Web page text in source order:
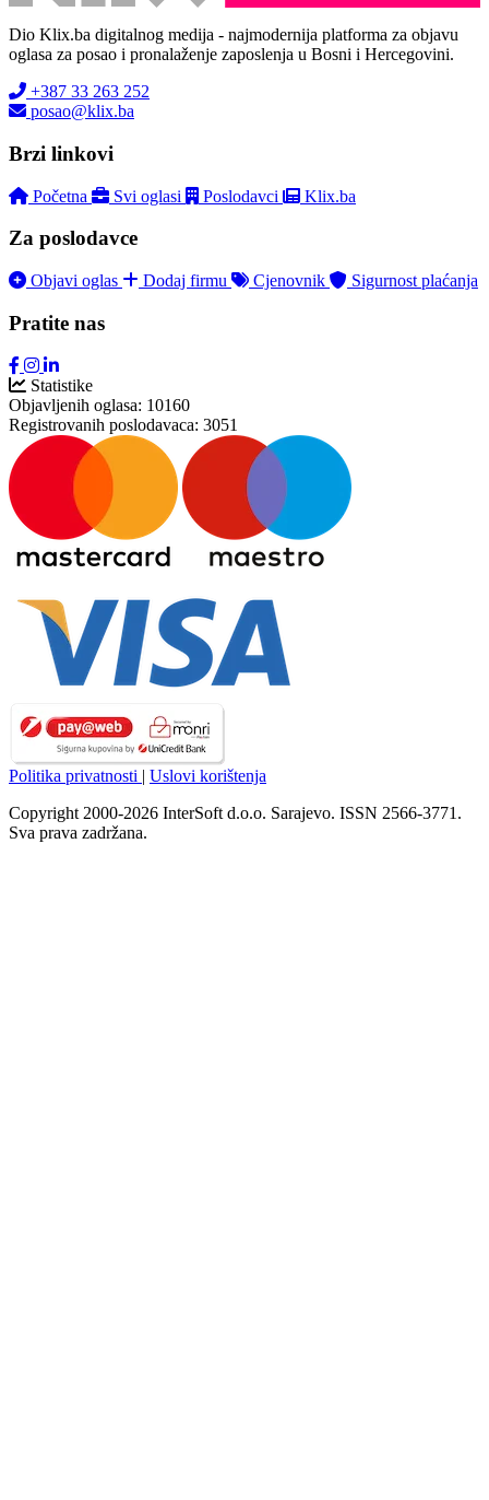
Dio Klix.ba digitalnog medija - najmodernija platforma za objavu
oglasa za posao i pronalaženje zaposlenja u Bosni i Hercegovini.
+387 33 263 252
posao@klix.ba
Brzi linkovi
Početna Svi oglasi Poslodavci Klix.ba
Za poslodavce
Objavi oglas Dodaj firmu Cjenovnik Sigurnost plaćanja
Pratite nas
Statistike
Objavljenih oglasa: 10160
Registrovanih poslodavaca: 3051
Politika privatnosti | Uslovi korištenja
Copyright 2000-2026 InterSoft d.o.o. Sarajevo. ISSN 2566-3771.
Sva prava zadržana.